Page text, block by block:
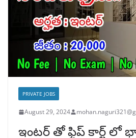
PRIVATE JOBS
August 29, 2024
ఇంటర్ తో ఫ్లిప్ కార్ట్ లో